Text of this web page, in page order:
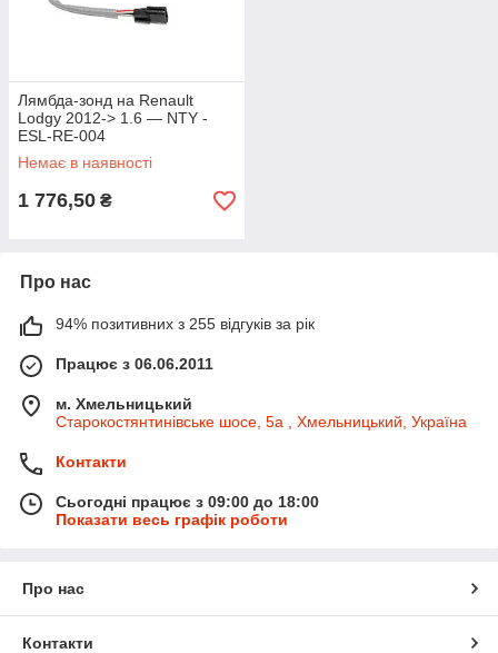
Лямбда-зонд на Renault
Lodgy 2012-> 1.6 — NTY -
ESL-RE-004
Немає в наявності
1 776,50 ₴
Про нас
94% позитивних з 255 відгуків за рік
Працює з 06.06.2011
м. Хмельницький
Старокостянтинівське шосе, 5а , Хмельницький, Україна
Контакти
Сьогодні працює з 09:00 до 18:00
Показати весь графік роботи
Про нас
Контакти